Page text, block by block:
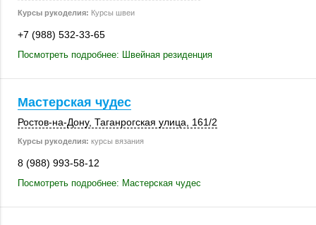
Курсы рукоделия: Курсы швеи
+7 (988) 532-33-65
Посмотреть подробнее: Швейная резиденция
Мастерская чудес
Ростов-на-Дону, Таганрогская улица 161/2
Курсы рукоделия: курсы вязания
8 (988) 993-58-12
Посмотреть подробнее: Мастерская чудес